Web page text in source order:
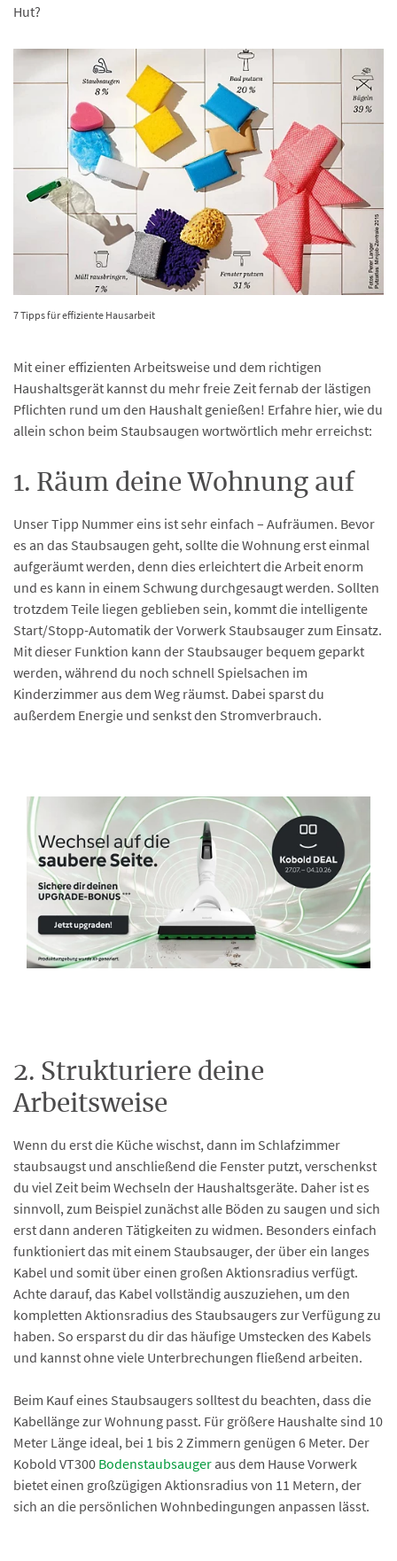
Hut?
7 Tipps für effiziente Hausarbeit
Mit einer effizienten Arbeitsweise und dem richtigen
Haushaltsgerät kannst du mehr freie Zeit fernab der lästigen
Pflichten rund um den Haushalt genießen! Erfahre hier, wie du
allein schon beim Staubsaugen wortwörtlich mehr erreichst:
1. Räum deine Wohnung auf
Unser Tipp Nummer eins ist sehr einfach – Aufräumen. Bevor
es an das Staubsaugen geht, sollte die Wohnung erst einmal
aufgeräumt werden, denn dies erleichtert die Arbeit enorm
und es kann in einem Schwung durchgesaugt werden. Sollten
trotzdem Teile liegen geblieben sein, kommt die intelligente
Start/Stopp-Automatik der Vorwerk Staubsauger zum Einsatz.
Mit dieser Funktion kann der Staubsauger bequem geparkt
werden, während du noch schnell Spielsachen im
Kinderzimmer aus dem Weg räumst. Dabei sparst du
außerdem Energie und senkst den Stromverbrauch.
2. Strukturiere deine
Arbeitsweise
Wenn du erst die Küche wischst, dann im Schlafzimmer
staubsaugst und anschließend die Fenster putzt, verschenkst
du viel Zeit beim Wechseln der Haushaltsgeräte. Daher ist es
sinnvoll, zum Beispiel zunächst alle Böden zu saugen und sich
erst dann anderen Tätigkeiten zu widmen. Besonders einfach
funktioniert das mit einem Staubsauger, der über ein langes
Kabel und somit über einen großen Aktionsradius verfügt.
Achte darauf, das Kabel vollständig auszuziehen, um den
kompletten Aktionsradius des Staubsaugers zur Verfügung zu
haben. So ersparst du dir das häufige Umstecken des Kabels
und kannst ohne viele Unterbrechungen fließend arbeiten.
Beim Kauf eines Staubsaugers solltest du beachten, dass die
Kabellänge zur Wohnung passt. Für größere Haushalte sind 10
Meter Länge ideal, bei 1 bis 2 Zimmern genügen 6 Meter. Der
Kobold VT300 Bodenstaubsauger aus dem Hause Vorwerk
bietet einen großzügigen Aktionsradius von 11 Metern, der
sich an die persönlichen Wohnbedingungen anpassen lässt.